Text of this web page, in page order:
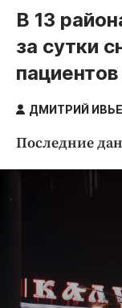
Обнинск
Новости
Статьи
Народные
Авто и
Криминал
Погода
В 13
за сутки
ДМИТРИЙ
Последние